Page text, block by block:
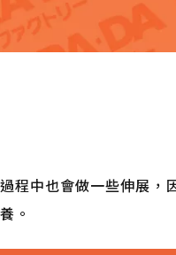
過程中也會做一些伸展，
養。